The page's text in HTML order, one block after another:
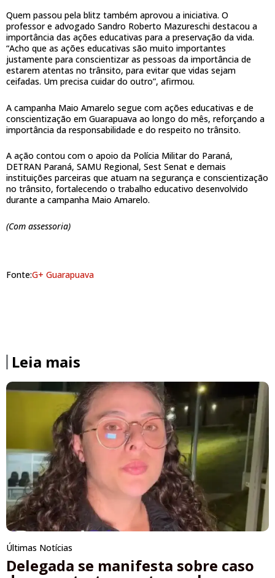
Quem passou pela blitz também aprovou a iniciativa. O
professor e advogado Sandro Roberto Mazureschi destacou a
importância das ações educativas para a preservação da vida.
“Acho que as ações educativas são muito importantes
justamente para conscientizar as pessoas da importância de
estarem atentas no trânsito, para evitar que vidas sejam
ceifadas. Um precisa cuidar do outro”, afirmou.
A campanha Maio Amarelo segue com ações educativas e de
conscientização em Guarapuava ao longo do mês, reforçando a
importância da responsabilidade e do respeito no trânsito.
A ação contou com o apoio da Polícia Militar do Paraná,
DETRAN Paraná, SAMU Regional, Sest Senat e demais
instituições parceiras que atuam na segurança e conscientização
no trânsito, fortalecendo o trabalho educativo desenvolvido
durante a campanha Maio Amarelo.
(Com assessoria)
Fonte:G+ Guarapuava
Leia mais
Últimas Notícias
Delegada se manifesta sobre caso